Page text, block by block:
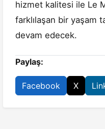
hizmet kalitesi ile Le
farklılaşan bir yaşam
devam edecek.
Paylaş:
Facebook X